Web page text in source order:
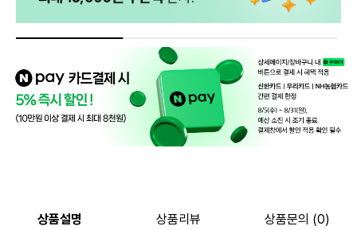
상품설명 상품리뷰 상품문의 (0)